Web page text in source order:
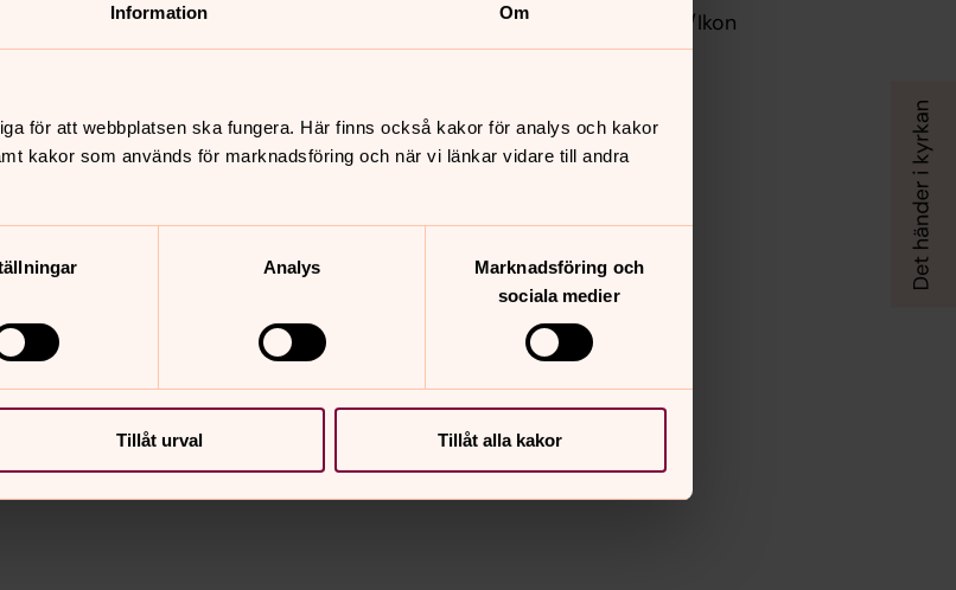
Information Om
för att webbplatsen ska fungera. Här finns också kakor för analys och kakor
kakor som används för marknadsföring och när vi länkar vidare till andra
Analys
Marknadsföring och
sociala medier
Tillåt urval Tillåt alla kakor
om dopet
Foto: Jesper Wahlström /Ikon
Adelövs församlingar
att låna dopklänning och
låna någon av våra